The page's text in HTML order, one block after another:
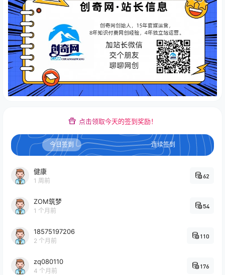
点击领取今天的签到奖励！
今日签到 连续签到
健康
1 周前
62
ZOM筑梦
1 个月前
54
18575197206
2 个月前
110
zq080110
4 个月前
176